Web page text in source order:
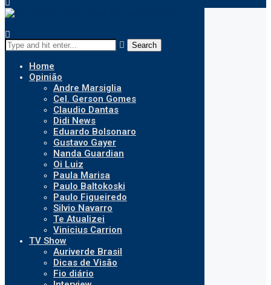
Search
Home
Opinião
Andre Marsiglia
Cel. Gerson Gomes
Claudio Dantas
Didi News
Eduardo Bolsonaro
Gustavo Gayer
Nanda Guardian
Oi Luiz
Paula Marisa
Paulo Baltokoski
Paulo Figueiredo
Silvio Navarro
Te Atualizei
Vinicius Carrion
TV Show
Auriverde Brasil
Dicas de Visão
Fio diário